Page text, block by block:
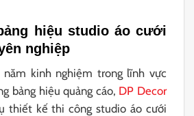
hiệu studio áo cưới
nghiệp
kinh nghiệm trong lĩnh vực
bảng hiệu quảng cáo, DP Decor
thiết kế thi công studio áo cưới